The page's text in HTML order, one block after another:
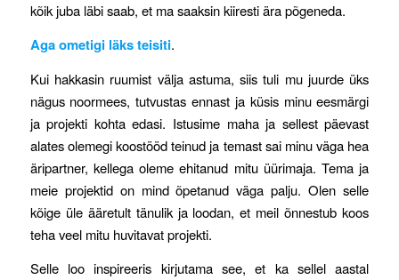
kõik juba läbi saab, et ma saaksin kiiresti ära põgeneda.
Aga ometigi läks teisiti.
Kui hakkasin ruumist välja astuma, siis tuli mu juurde üks
nägus noormees, tutvustas ennast ja küsis minu eesmärgi
ja projekti kohta edasi. Istusime maha ja sellest päevast
alates olemegi koostööd teinud ja temast sai minu väga hea
äripartner, kellega oleme ehitanud mitu üürimaja. Tema ja
meie projektid on mind õpetanud väga palju. Olen selle
kõige üle ääretult tänulik ja loodan, et meil õnnestub koos
teha veel mitu huvitavat projekti.
Selle loo inspireeris kirjutama see, et ka sellel aastal